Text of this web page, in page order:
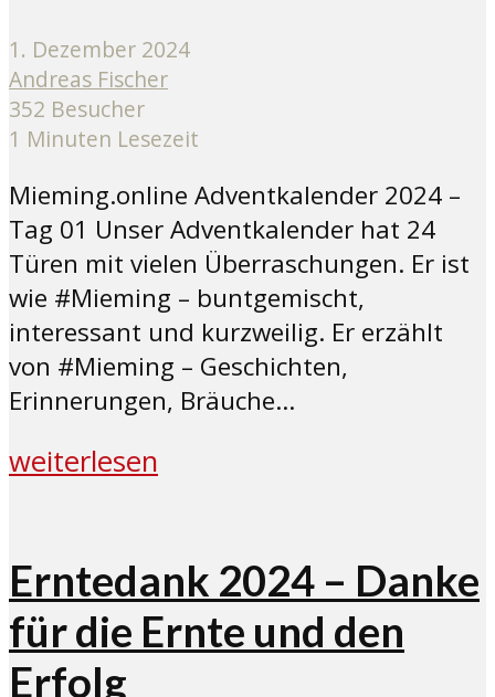
1. Dezember 2024
Andreas Fischer
352 Besucher
1 Minuten Lesezeit
Mieming.online Adventkalender 2024 –
Tag 01 Unser Adventkalender hat 24
Türen mit vielen Überraschungen. Er ist
wie #Mieming – buntgemischt,
interessant und kurzweilig. Er erzählt
von #Mieming – Geschichten,
Erinnerungen, Bräuche...
weiterlesen
Erntedank 2024 – Danke
für die Ernte und den
Erfolg